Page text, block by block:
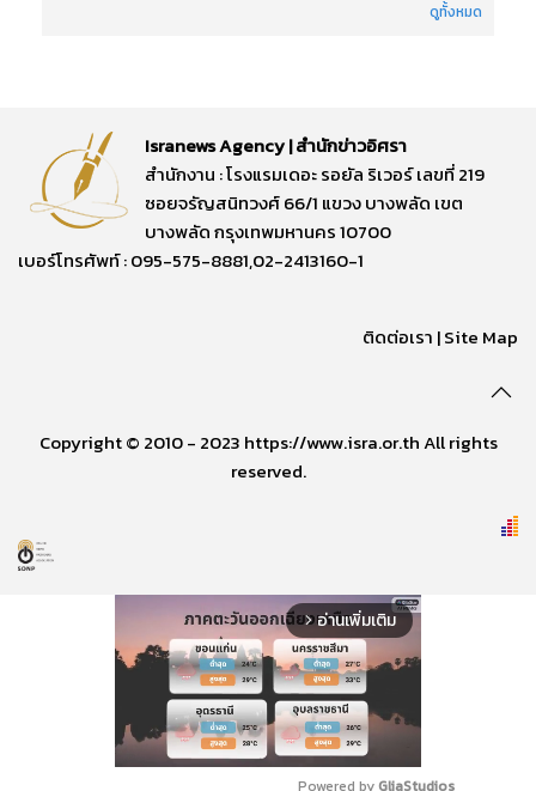
ดูทั้งหมด
Isranews Agency | สำนักข่าวอิศรา
สำนักงาน : โรงแรมเดอะ รอยัล ริเวอร์ เลขที่ 219
ซอยจรัญสนิทวงศ์ 66/1 แขวง บางพลัด เขต
บางพลัด กรุงเทพมหานคร 10700
เบอร์โทรศัพท์ : 095-575-8881,02-2413160-1
ติดต่อเรา |Site Map
Copyright © 2010 - 2023 https://www.isra.or.th All rights
reserved.
arrow_forward_ios อ่านเพิ่มเติม
Powered by GliaStudios